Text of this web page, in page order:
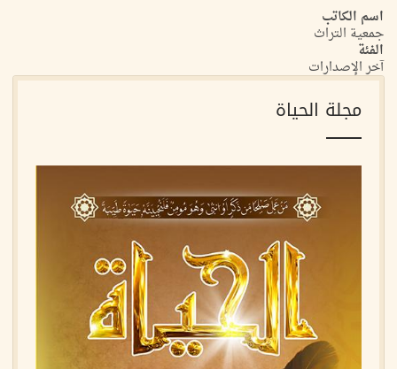
اسم الكاتب
جمعية التراث
الفئة
آخر الإصدارات
مجلة الحياة